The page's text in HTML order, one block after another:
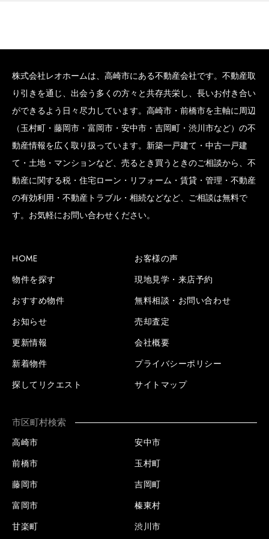
株式会社レオホームは、高崎市にある不動産会社です。不動産取
り引きを通じ、出会う多くの方々と共存共栄し、長いお付き合い
ができるよう日々尽力しています。高崎市・前橋市を主軸に周辺
（玉村町・藤岡市・富岡市・安中市・吉岡町・渋川市など）の不
動産情報を広く取り扱っています。新築一戸建て・中古一戸建
て・土地・マンションなど、売るとき買うときのご相談から、不
動産に関する税・住宅ローン・リフォーム・賃貸・管理・不動産
の有効利用・不動産トラブル・相続などなど、ご相談は無料で
す。お気軽にお問い合わせください。
HOME
物件を探す
おすすめ物件
お知らせ
更新情報
新着物件
探してリクエスト
お客様の声
現地見学・来店予約
無料相談・お問い合わせ
売却査定
会社概要
プライバシーポリシー
サイトマップ
市区町村検索
高崎市
前橋市
藤岡市
富岡市
甘楽町
安中市
玉村町
吉岡町
榛東村
渋川市